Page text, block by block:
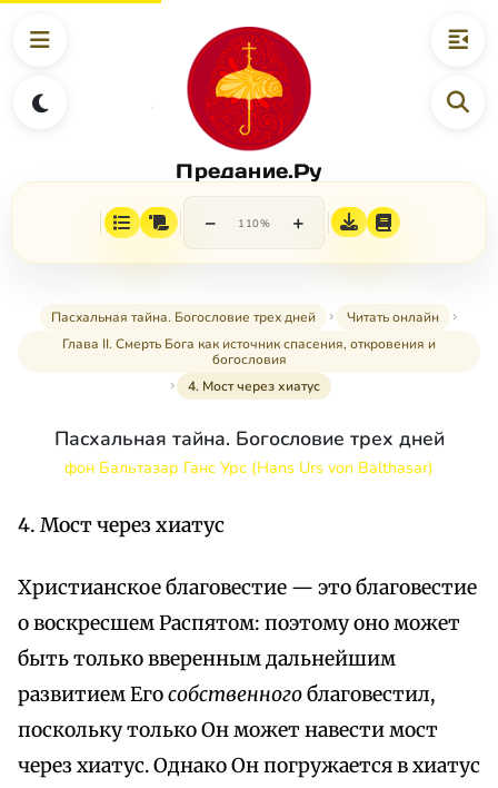
Предание.Ру
− 110% +
Пасхальная тайна. Богословие трех дней
Читать онлайн
Глава II. Смерть Бога как источник спасения, откровения и
богословия
4. Мост через хиатус
Пасхальная тайна. Богословие трех дней
фон Бальтазар Ганс Урс (Hans Urs von Balthasar)
4. Мост через хиатус
Христианское благовестие — это благовестие
о воскресшем Распятом: поэтому оно может
быть только вверенным дальнейшим
развитием Егособственногоблаговестил,
поскольку только Он может навести мост
через хиатус. Однако Он погружается в хиатус